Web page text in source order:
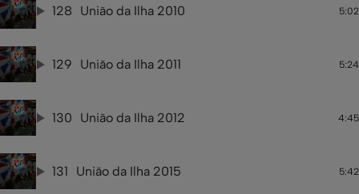
128 União da Ilha 2010 5:02
129 União da Ilha 2011 5:24
130 União da Ilha 2012 4:45
131 União da Ilha 2015 5:42